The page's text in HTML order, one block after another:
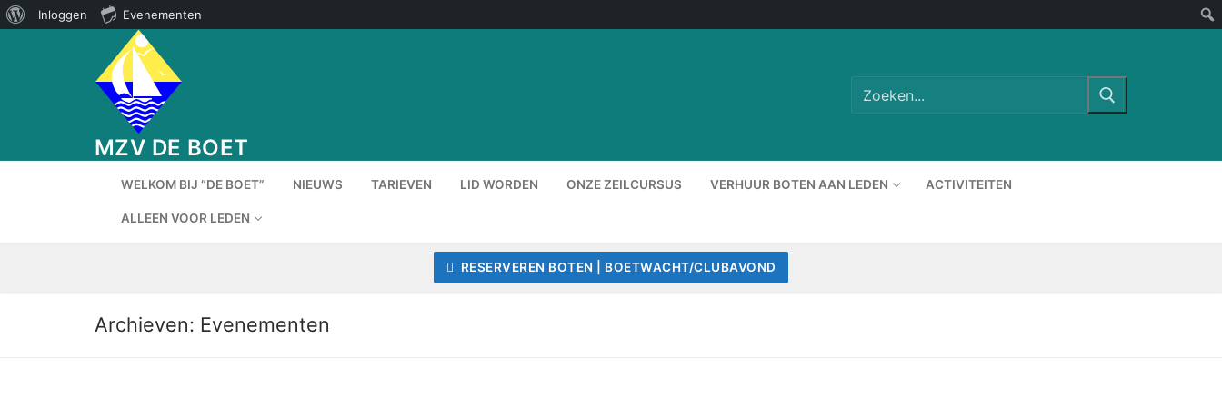
Over
Inloggen Evenementen
MZV DE BOET
Zoeken
naar:
WELKOM BIJ “DE BOET” NIEUWS TARIEVEN LID WORDEN ONZE ZEILCURSUS VERHUUR BOTEN AAN LEDEN ACTIVITEITEN
ALLEEN VOOR LEDEN
RESERVEREN BOTEN | BOETWACHT/CLUBAVOND
Archieven: Evenementen